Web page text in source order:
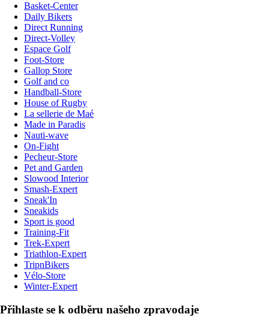
Basket-Center
Daily Bikers
Direct Running
Direct-Volley
Espace Golf
Foot-Store
Gallop Store
Golf and co
Handball-Store
House of Rugby
La sellerie de Maé
Made in Paradis
Nauti-wave
On-Fight
Pecheur-Store
Pet and Garden
Slowood Interior
Smash-Expert
Sneak'In
Sneakids
Sport is good
Training-Fit
Trek-Expert
Triathlon-Expert
TripnBikers
Vélo-Store
Winter-Expert
Přihlaste se k odběru našeho zpravodaje